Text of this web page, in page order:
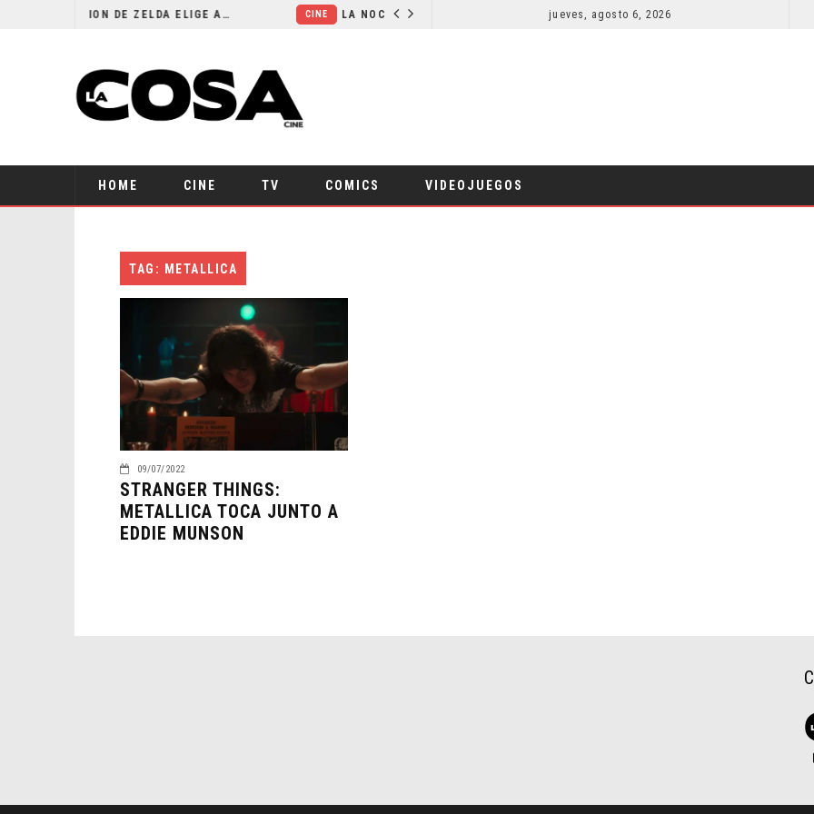
EL LIVE-ACTION DE ZELDA ELIGE A SU VILLANO CINE
jueves, agosto 6, 2026
HOME CINE TV COMICS VIDEOJUEGOS
TAG: METALLICA
09/07/2022
STRANGER THINGS:
METALLICA TOCA JUNTO A
EDDIE MUNSON